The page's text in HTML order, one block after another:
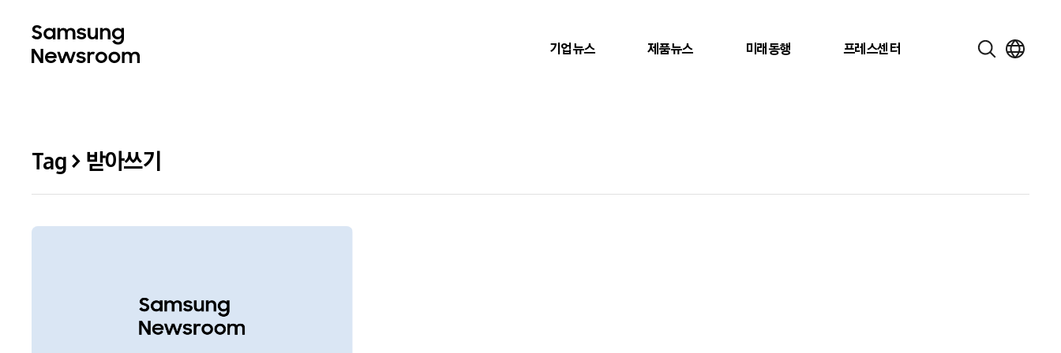
기업뉴스 제품뉴스 미래동행 프레스센터
Tag > 받아쓰기